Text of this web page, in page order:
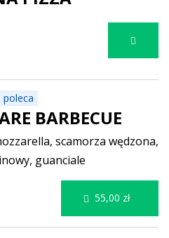
poleca
BARBECUE
scamorza wędzona,
guanciale